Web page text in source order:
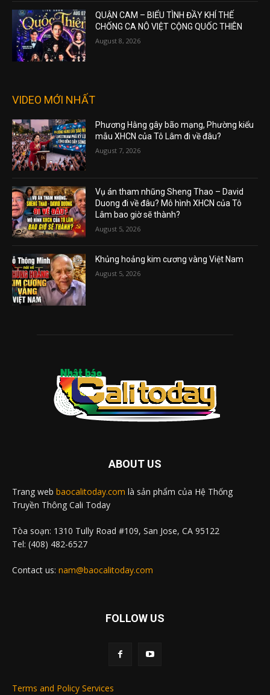
QUẬN CAM – BIỂU TÌNH ĐẦY KHÍ THẾ
CHỐNG CA NÔ VIỆT CỘNG QUỐC THIÊN
August 8, 2026
VIDEO MỚI NHẤT
Phương Hằng gây bão mạng, Phường kiểu
mẫu XHCN của Tô Lâm đi về đâu?
August 7, 2026
Vụ án tham nhũng Sheng Thao – David
Duong đi về đâu? Mô hình XHCN của Tô
Lâm bao giờ sẽ thành?
August 5, 2026
Khủng hoảng kim cương vàng Việt Nam
August 5, 2026
ABOUT US
Trang web baocalitoday.com là sản phẩm của Hệ Thống
Truyền Thông Cali Today
Tòa soạn: 1310 Tully Road #109, San Jose, CA 95122
Tel: (408) 482-6527
Contact us: nam@baocalitoday.com
FOLLOW US
Terms and Policy Services